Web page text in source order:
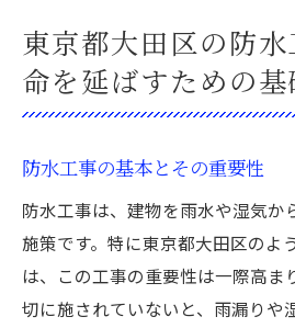
専門家の視点から見る
最新技術と東京都大田区の特
最新の防水技術を知る
地域特性を踏まえた工
新技術と従来技術の比較
適切な防水材料の進化
東京都大田区での施工
東京都大田区の防
命を延ばすための
防水工事の基本とその重要性
防水工事は、建物を雨水や湿気か
施策です。特に東京都大田区のよ
は、この工事の重要性は一際高ま
切に施されていないと、雨漏りや